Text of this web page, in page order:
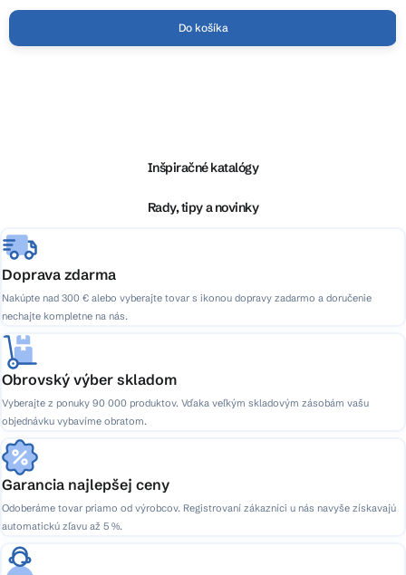
Do košíka
e
Inšpiračné katalógy
Rady, tipy a novinky
Doprava zdarma
Nakúpte nad 300 € alebo vyberajte tovar s ikonou dopravy zadarmo a doručenie
nechajte kompletne na nás.
Obrovský výber skladom
Vyberajte z ponuky 90 000 produktov. Vďaka veľkým skladovým zásobám vašu
objednávku vybavíme obratom.
Garancia najlepšej ceny
Odoberáme tovar priamo od výrobcov. Registrovaní zákazníci u nás navyše získavajú
automatickú zľavu až 5 %.